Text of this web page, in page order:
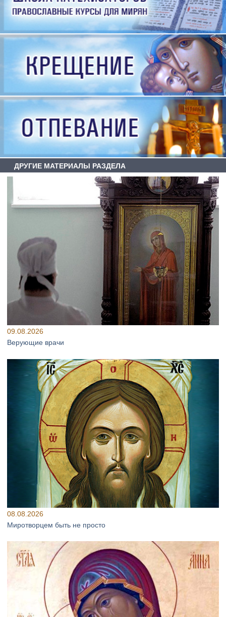
ДРУГИЕ МАТЕРИАЛЫ РАЗДЕЛА
09.08.2026
Верующие врачи
08.08.2026
Миротворцем быть не просто